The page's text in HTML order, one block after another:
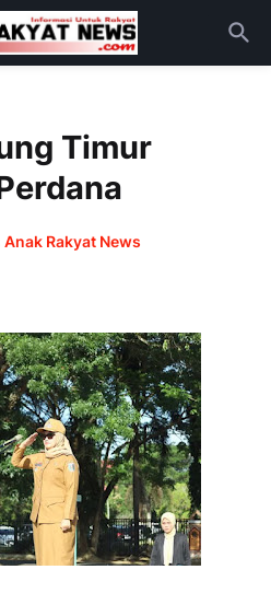
Timur
Anak Rakyat News